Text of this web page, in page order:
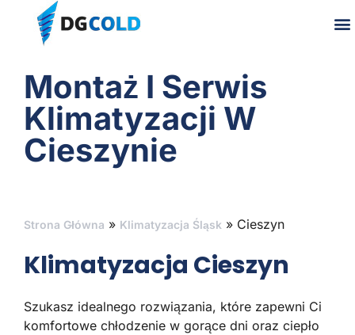
Montaż I Serwis
Klimatyzacji W
Cieszynie
Strona Główna » Klimatyzacja Śląsk » Cieszyn
Klimatyzacja Cieszyn
Szukasz idealnego rozwiązania, które zapewni Ci
komfortowe chłodzenie w gorące dni oraz ciepło